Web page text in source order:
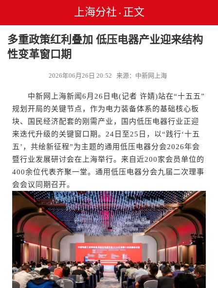
上海分社 • 正文
多重政策红利叠加 低压电器产业迎来结构
性变革窗口期
2026年06月26日 20:52 来源：中新网上海
中新网上海新闻6月26日电(记者 许婧)站在“十五五”
规划开局的关键节点，作为电力装备体系的基础核心板
块、国民经济配套的刚需产业，国内低压电器行业正迎
来迭代升级的关键窗口期。24日至25日，以“践行‘十五
五’，共绘新征程”为主题的通用低压电器分会2026年会
暨行业发展研讨会在上海举行。来自近200家会员单位的
400余位代表齐聚一堂。通用低压电器分会九届二次理事
会会议同期召开。